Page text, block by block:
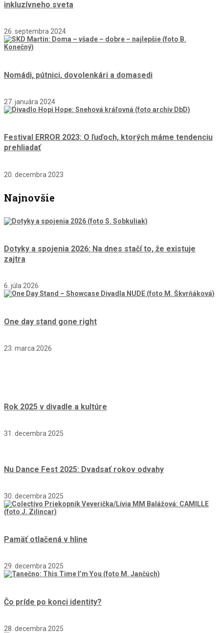
inkluzívneho sveta
26. septembra 2024
Nomádi, pútnici, dovolenkári a domasedi
27. januára 2024
Festival ERROR 2023: O ľuďoch, ktorých máme tendenciu
prehliadať
20. decembra 2023
Najnovšie
Dotyky a spojenia 2026: Na dnes stačí to, že existuje
zajtra
6. júla 2026
One day stand gone right
23. marca 2026
Rok 2025 v divadle a kultúre
31. decembra 2025
Nu Dance Fest 2025: Dvadsať rokov odvahy
30. decembra 2025
Pamäť otlačená v hline
29. decembra 2025
Čo príde po konci identity?
28. decembra 2025